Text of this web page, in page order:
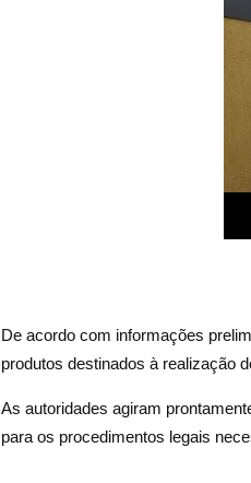
De acordo com informações
produtos destinados à realização
As autoridades agiram
para os procedimentos legais